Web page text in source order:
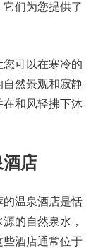
们为您提供了
可以在寒冷的
然景观和寂静
在和风轻拂下沐
店
温泉酒店是恬
的自然泉水，
酒店通常位于